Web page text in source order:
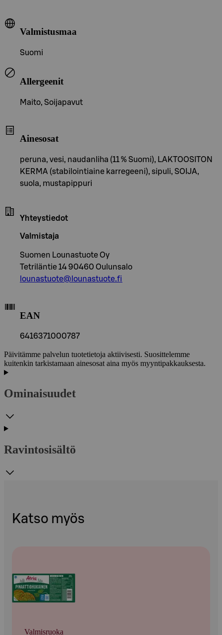
Valmistusmaa
Suomi
Allergeenit
Maito, Soijapavut
Ainesosat
peruna, vesi, naudanliha (11 % Suomi), LAKTOOSITON
KERMA (stabilointiaine karregeeni), sipuli, SOIJA,
suola, mustapippuri
Yhteystiedot
Valmistaja
Suomen Lounastuote Oy
Tetriläntie 14 90460 Oulunsalo
lounastuote@lounastuote.fi
EAN
6416371000787
Päivitämme palvelun tuotetietoja aktiivisesti. Suosittelemme
kuitenkin tarkistamaan ainesosat aina myös myyntipakkauksesta.
Ominaisuudet
Ravintosisältö
Katso myös
Valmisruoka